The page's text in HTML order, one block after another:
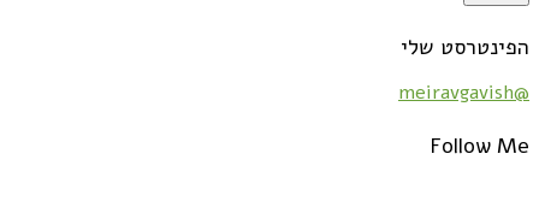
הפינטרסט שלי
@meiravgavish
Follow Me